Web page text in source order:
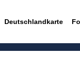
Deutschlandkarte